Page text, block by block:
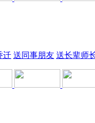
迁 送同事朋友 送长辈师